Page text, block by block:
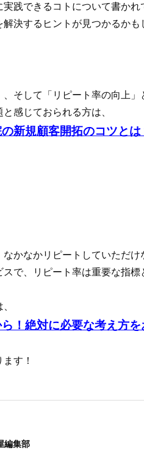
践できるコトについて書かれ
決するヒントが見つかるかも
そして「リピート率の向上」
感じておられる方は、
新規顧客開拓のコツとは
かなかリピートしていただけ
で、リピート率は重要な指標
！絶対に必要な考え方を
す！
編集部